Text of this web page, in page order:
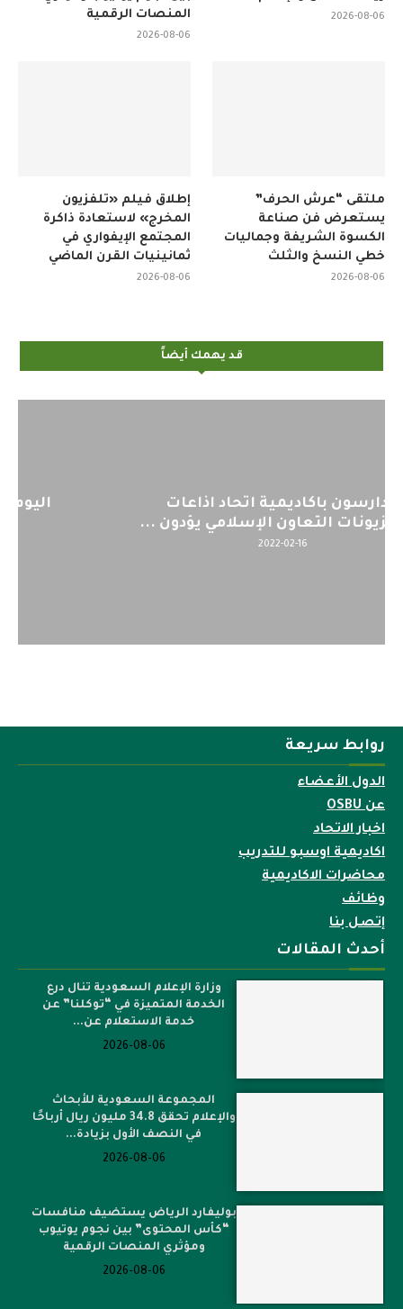
المنصات الرقمية
2026-08-06
2026-08-06
إطلاق فيلم «تلفزيون
المخرج» لاستعادة ذاكرة
المجتمع الإيفواري في
ثمانينيات القرن الماضي
2026-08-06
ملتقى “عرش الحرف”
يستعرض فن صناعة
الكسوة الشريفة وجماليات
خطي النسخ والثلث
2026-08-06
قد يهمك أيضاً
اليوم : المشاركة بالاجتماع التحضيري
لمنظمي قمة اسيا...
روابط سريعة
الدول الأعضاء
عن OSBU
اخبار الاتحاد
اكاديمية اوسبو للتدريب
محاضرات الاكاديمية
وظائف
إتصل بنا
أحدث المقالات
وزارة الإعلام السعودية تنال درع
الخدمة المتميزة في “توكلنا” عن
خدمة الاستعلام عن...
2026-08-06
المجموعة السعودية للأبحاث
والإعلام تحقق 34.8 مليون ريال أرباحًا
في النصف الأول بزيادة...
2026-08-06
بوليفارد الرياض يستضيف منافسات
“كأس المحتوى” بين نجوم يوتيوب
ومؤثري المنصات الرقمية
2026-08-06